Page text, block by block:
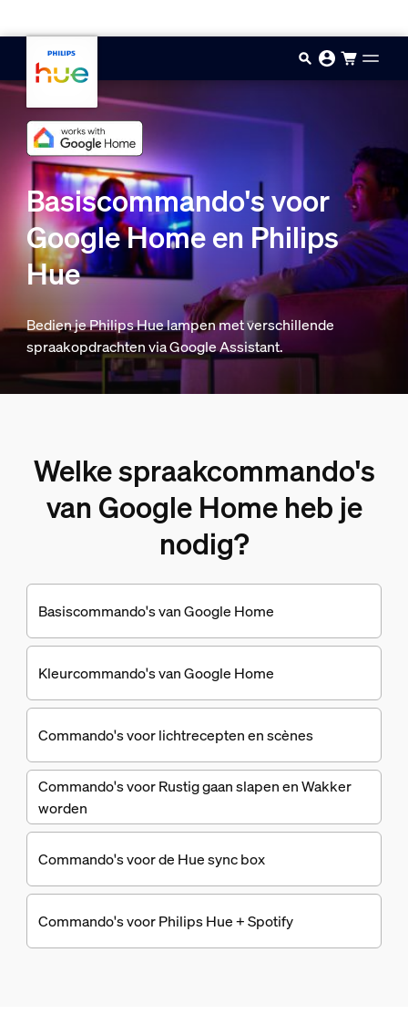
Basiscommando's voor
Google Home en Philips
Hue
Bedien je Philips Hue lampen met verschillende
spraakopdrachten via Google Assistant.
Welke spraakcommando's
van Google Home heb je
nodig?
Basiscommando's van Google Home
Kleurcommando's van Google Home
Commando's voor lichtrecepten en scènes
Commando's voor Rustig gaan slapen en Wakker
worden
Commando's voor de Hue sync box
Commando's voor Philips Hue + Spotify